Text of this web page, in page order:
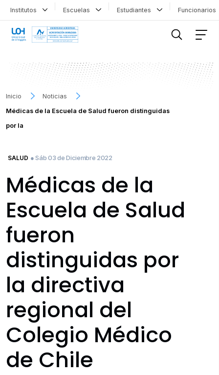
Institutos Escuelas Estudiantes
Inicio
Noticias
Médicas de la Escuela de Salud fueron distinguidas
por la
SALUD ● Sáb 03 de Diciembre 2022
Médicas de la
Escuela de Salud
fueron
distinguidas por
la directiva
regional del
Colegio Médico
de Chile